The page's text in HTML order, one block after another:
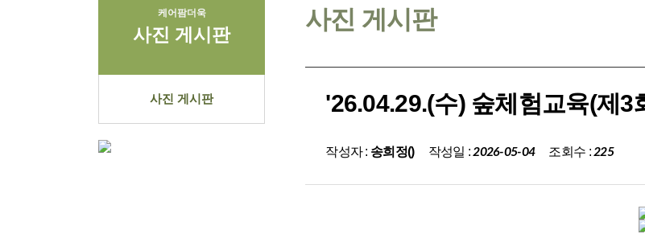
케어팜더욱
사진 게시판
사진 게시판
사진 게시판
'26.04.29.(수) 숲체험교육(제3
작성자 : 송희정() 작성일 :2026-05-04 조회수 :225